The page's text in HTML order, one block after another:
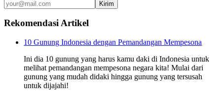
Kirim
Rekomendasi Artikel
10 Gunung Indonesia dengan Pemandangan Mempesona
Ini dia 10 gunung yang harus kamu daki di Indonesia untuk
melihat pemandangan mempesona negara kita! Mulai dari
gunung yang mudah didaki hingga gunung yang tersusah
untuk dijajahi!